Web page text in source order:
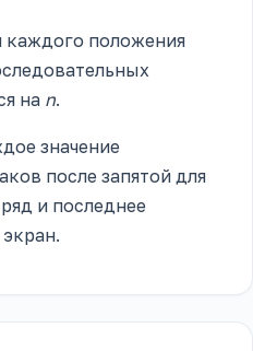
каждого положения
на n.
значение
после запятой для
и последнее